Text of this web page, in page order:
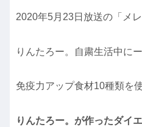
2020年5月23日放送の「メレ
りんたろー。自粛生活中に
免疫力アップ食材10種類を
りんたろー。が作ったダイ